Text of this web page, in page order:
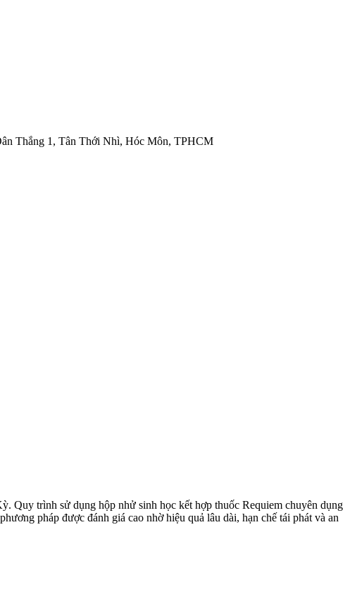
Thắng 1, Tân Thới Nhì, Hóc Môn, TPHCM
Quy trình sử dụng hộp nhử sinh học kết hợp thuốc Requiem chuyên dụng
pháp được đánh giá cao nhờ hiệu quả lâu dài, hạn chế tái phát và an